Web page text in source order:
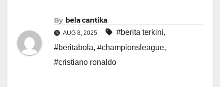
By bela cantika
AUG 8, 2025 #berita terkini,
#beritabola, #championsleague,
#cristiano ronaldo